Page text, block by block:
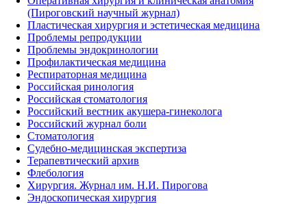
(Пироговский научный журнал)
Пластическая хирургия и эстетическая медицина
Проблемы репродукции
Проблемы эндокринологии
Профилактическая медицина
Респираторная медицина
Российская ринология
Российская стоматология
Российский вестник акушера-гинеколога
Российский журнал боли
Стоматология
Судебно-медицинская экспертиза
Терапевтический архив
Флебология
Хирургия. Журнал им. Н.И. Пирогова
Эндоскопическая хирургия